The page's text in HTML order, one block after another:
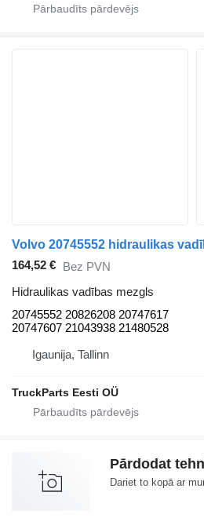
164,52 € Bez PVN
Hidraulikas vadības mezgls
20745552 20826208 20747617
20747607 21043938 21480528
Igaunija, Tallinn
TruckParts Eesti OÜ
Pārdodat
Dariet to kopā ar